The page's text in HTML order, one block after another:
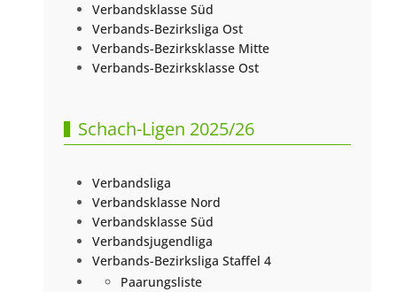
Verbandsklasse Süd
Verbands-Bezirksliga Ost
Verbands-Bezirksklasse Mitte
Verbands-Bezirksklasse Ost
Schach-Ligen 2025/26
Verbandsliga
Verbandsklasse Nord
Verbandsklasse Süd
Verbandsjugendliga
Verbands-Bezirksliga Staffel 4
Paarungsliste